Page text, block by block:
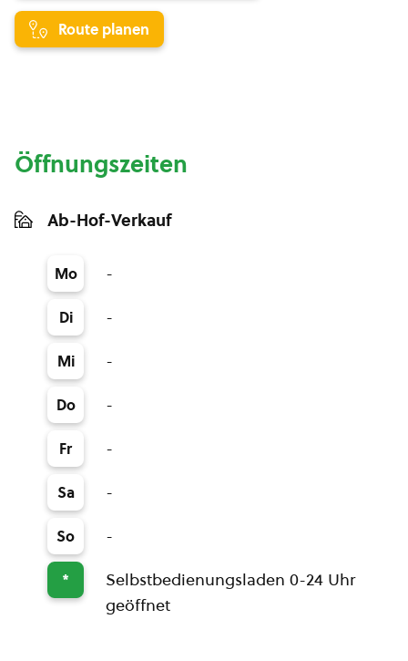
Route planen
Öffnungszeiten
Ab-Hof-Verkauf
Mo -
Di -
Mi -
Do -
Fr -
Sa -
So -
*
Selbstbedienungsladen 0-24 Uhr
geöffnet